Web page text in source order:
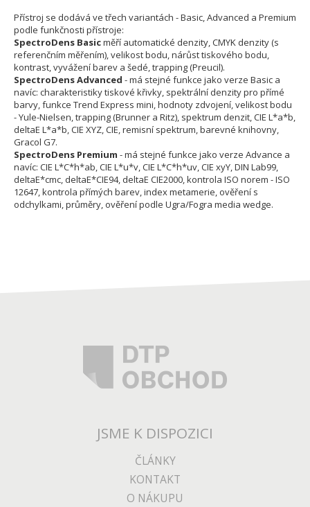
Přístroj se dodává ve třech variantách - Basic, Advanced a Premium
podle funkčnosti přístroje:
SpectroDens Basicměří automatické denzity, CMYK denzity (s
referenčním měřením), velikost bodu, nárůst tiskového bodu,
kontrast, vyvážení barev a šedé, trapping (Preucil).
SpectroDens Advanced - má stejné funkce jako verze Basic a
navíc: charakteristiky tiskové křivky, spektrální denzity pro přímé
barvy, funkce Trend Express mini, hodnoty zdvojení, velikost bodu
- Yule-Nielsen, trapping (Brunner a Ritz), spektrum denzit, CIE L*a*b,
deltaE L*a*b, CIE XYZ, CIE, remisní spektrum, barevné knihovny,
Gracol G7.
SpectroDens Premium - má stejné funkce jako verze Advance a
navíc: CIE L*C*h*ab, CIE L*u*v, CIE L*C*h*uv, CIE xyY, DIN Lab99,
deltaE*cmc, deltaE*CIE94, deltaE CIE2000, kontrola ISO norem - ISO
12647, kontrola přímých barev, index metamerie, ověření s
odchylkami, průměry, ověření podle Ugra/Fogra media wedge.
JSME K DISPOZICI
ČLÁNKY
KONTAKT
O NÁKUPU